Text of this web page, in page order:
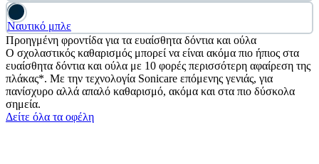
Ναυτικό μπλε
Προηγμένη φροντίδα για τα ευαίσθητα δόντια και ούλα
Ο σχολαστικός καθαρισμός μπορεί να είναι ακόμα πιο ήπιος στα
ευαίσθητα δόντια και ούλα με 10 φορές περισσότερη αφαίρεση της
πλάκας*. Με την τεχνολογία Sonicare επόμενης γενιάς, για
πανίσχυρο αλλά απαλό καθαρισμό, ακόμα και στα πιο δύσκολα
σημεία.
Δείτε όλα τα οφέλη